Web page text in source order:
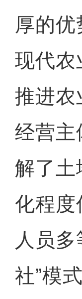
厚的
现代农
推进农
经营主
解了土
化程度
人员
社”模